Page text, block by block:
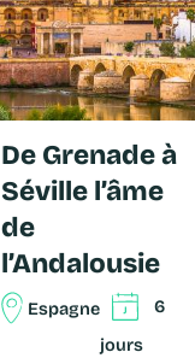
De Grenade à
Séville l’âme
de
l’Andalousie
Espagne
6
jours